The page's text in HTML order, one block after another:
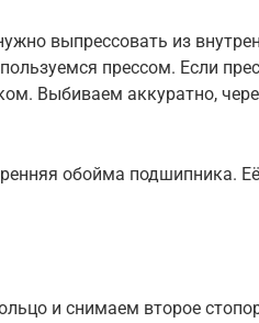
выпрессовать из
прессом. Если
Выбиваем аккуратно,
обойма подшипника.
и снимаем второе